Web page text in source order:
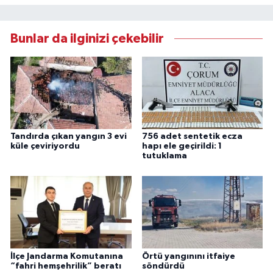
Bunlar da ilginizi çekebilir
Tandırda çıkan yangın 3 evi
küle çeviriyordu
756 adet sentetik ecza
hapı ele geçirildi: 1
tutuklama
İlçe Jandarma Komutanına
“fahri hemşehrilik” beratı
Örtü yangınını itfaiye
söndürdü